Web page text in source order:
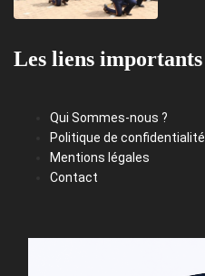
Les liens importants
Qui Sommes-nous ?
Politique de confidentialité
Mentions légales
Contact